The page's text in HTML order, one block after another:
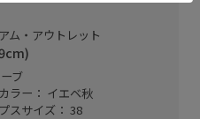
ム・アウトレット
ブ
ラー： イエベ秋
スサイズ： 38